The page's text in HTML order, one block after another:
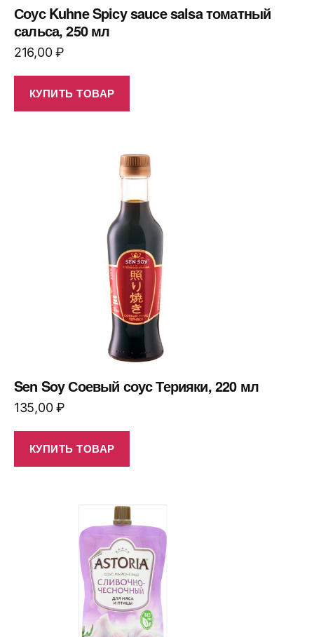
Соус Kuhne Spicy sauce salsa томатный
сальса, 250 мл
216,00₽
КУПИТЬ ТОВАР
Sen Soy Соевый соус Терияки, 220 мл
135,00₽
КУПИТЬ ТОВАР